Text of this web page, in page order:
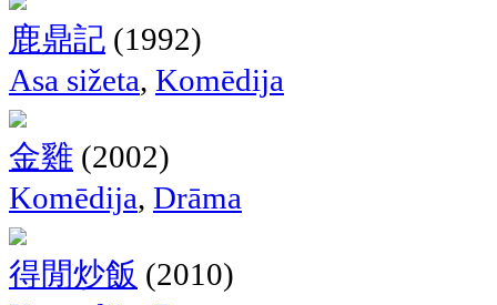
鹿鼎記 (1992)
Asa sižeta, Komēdija
金雞 (2002)
Komēdija, Drāma
得閒炒飯 (2010)